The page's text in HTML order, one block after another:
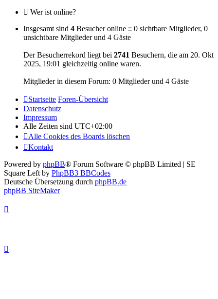
Wer ist online?
Insgesamt sind 4 Besucher online :: 0 sichtbare Mitglieder, 0
unsichtbare Mitglieder und 4 Gäste
Der Besucherrekord liegt bei 2741 Besuchern, die am 20. Okt
2025, 19:01 gleichzeitig online waren.
Mitglieder in diesem Forum: 0 Mitglieder und 4 Gäste
Startseite Foren-Übersicht
Datenschutz
Impressum
Alle Zeiten sind UTC+02:00
Alle Cookies des Boards löschen
Kontakt
Powered by phpBB® Forum Software © phpBB Limited | SE
Square Left by PhpBB3 BBCodes
Deutsche Übersetzung durch phpBB.de
phpBB SiteMaker